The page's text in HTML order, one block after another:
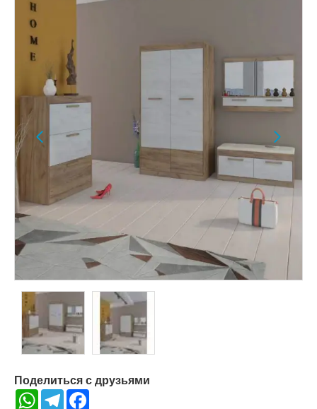
Поделиться с друзьями
WhatsAppTelegram